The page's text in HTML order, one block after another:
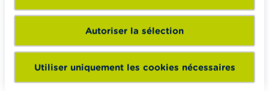
Autoriser la sélection
Utiliser uniquement les cookies nécessaires
formations pour les aider à faire de l’éducation financière et